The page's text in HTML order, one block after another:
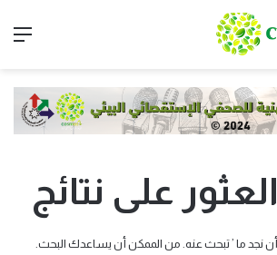
على نتائج
أن نجد ما ’ تبحث عنه. من الممكن أن يساعدك البحث.